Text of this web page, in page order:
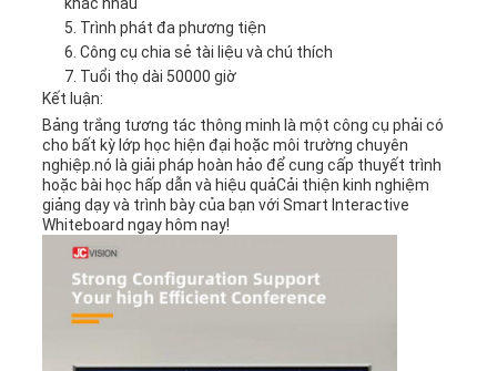
CHÍNH
SÁCH
BẢO
MẬT
khác nhau
Trình phát đa phương tiện
Công cụ chia sẻ tài liệu và chú thích
Tuổi thọ dài 50000 giờ
Kết luận:
Bảng trắng tương tác thông minh là một công cụ phải có
cho bất kỳ lớp học hiện đại hoặc môi trường chuyên
nghiệp.nó là giải pháp hoàn hảo để cung cấp thuyết trình
hoặc bài học hấp dẫn và hiệu quảCải thiện kinh nghiệm
giảng dạy và trình bày của bạn với Smart Interactive
Whiteboard ngay hôm nay!